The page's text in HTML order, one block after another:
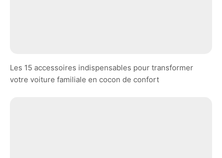
Les 15 accessoires indispensables pour transformer
votre voiture familiale en cocon de confort